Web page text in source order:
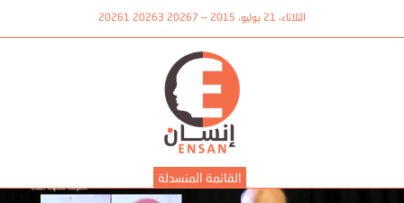
الثلاثاء، 21 يوليو، 2015 — 20267 20263 20261
القائمة المنسدلة